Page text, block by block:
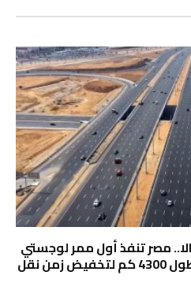
مصر تنفذ أول ممر لوجستي
لربط شرق أفريقيا بغربها بطول 4300 كم لتخفيض زمن نقل